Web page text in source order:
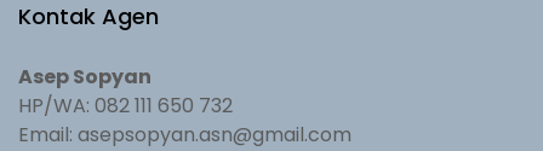
Kontak Agen
Asep Sopyan
HP/WA: 082 111 650 732
Email: asepsopyan.asn@gmail.com